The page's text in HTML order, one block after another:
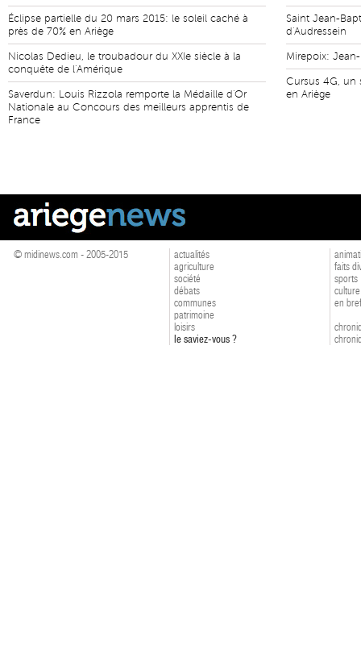
Éclipse partielle du 20 mars 2015: le soleil caché à
près de 70% en Ariège
Nicolas Dedieu, le troubadour du XXIe siècle à la
conquête de l'Amérique
Saverdun: Louis Rizzola remporte la Médaille d'Or
Nationale au Concours des meilleurs apprentis de
France
Saint Jean-
d'Audressein
Mirepoix:
Cursus 4G, un
en Ariège
© midinews.com - 2005-2015
actualités
agriculture
société
débats
communes
patrimoine
loisirs
le saviez-vous ?
faits
sports
culture
en bref